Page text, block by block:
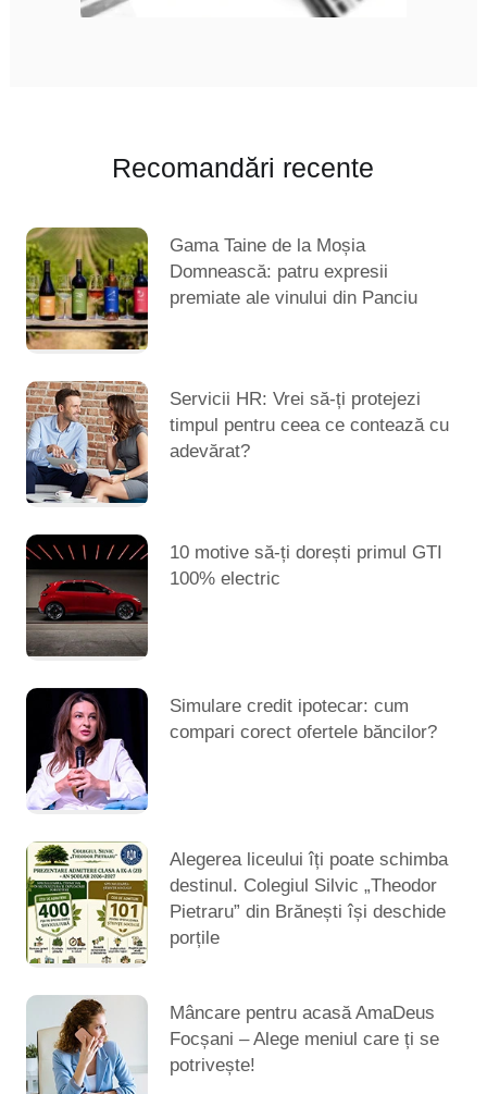
Recomandări recente
Gama Taine de la Moșia
Domnească: patru expresii
premiate ale vinului din Panciu
Servicii HR: Vrei să-ți protejezi
timpul pentru ceea ce contează cu
adevărat?
10 motive să-ți dorești primul GTI
100% electric
Simulare credit ipotecar: cum
compari corect ofertele băncilor?
Alegerea liceului îți poate schimba
destinul. Colegiul Silvic „Theodor
Pietraru” din Brănești își deschide
porțile
Mâncare pentru acasă AmaDeus
Focșani – Alege meniul care ți se
potrivește!